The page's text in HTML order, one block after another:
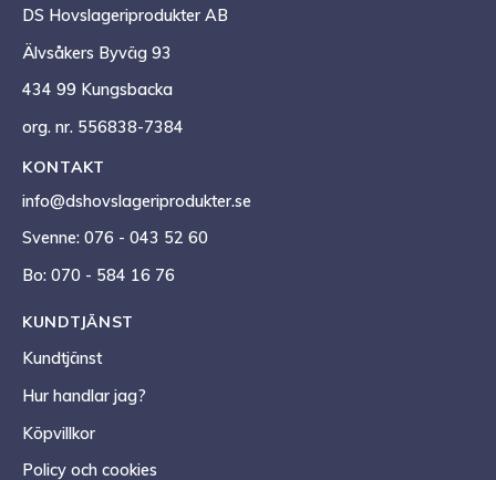
DS Hovslageriprodukter AB
Älvsåkers Byväg 93
434 99 Kungsbacka
org. nr. 556838-7384
KONTAKT
info@dshovslageriprodukter.se
Svenne: 076 - 043 52 60
Bo: 070 - 584 16 76
KUNDTJÄNST
Kundtjänst
Hur handlar jag?
Köpvillkor
Policy och cookies